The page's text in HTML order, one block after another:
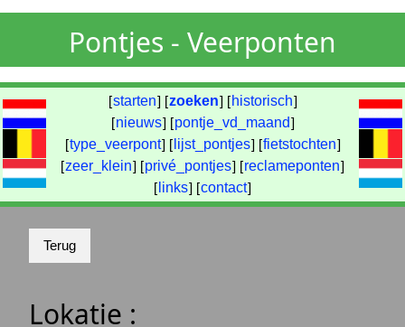
Pontjes - Veerponten
[starten] [zoeken] [ historisch]
[nieuws] [pontje_vd_maand]
[type_veerpont] [ lijst_pontjes] [fietstochten]
[zeer_klein] [privé_pontjes] [reclameponten]
[ links] [contact]
Lokatie :